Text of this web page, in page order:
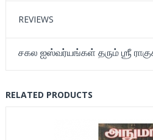
REVIEWS
சகல ஐஸ்வர்யங்கள் தரும் ஶ்ரீ
RELATED PRODUCTS